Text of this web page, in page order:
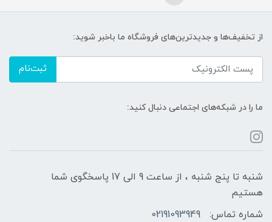
از تخفیف‌ها و جدیدترین‌های فروشگاه ما باخبر شوید:
ثبت‌نام
ما را در شبکه‌های اجتماعی دنبال کنید:
شنبه تا پنج شنبه ، از ساعت 9 الی 17 پاسخگوی شما
هستیم
شماره تماس:
02191093949